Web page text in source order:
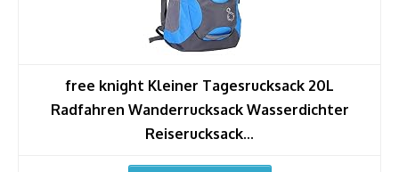
free knight Kleiner Tagesrucksack 20L
Radfahren Wanderrucksack Wasserdichter
Reiserucksack...